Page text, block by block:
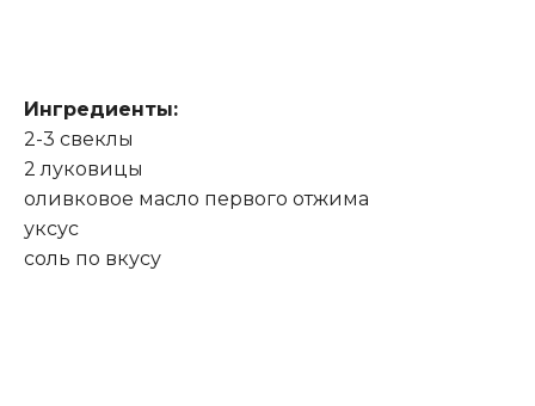
Ингредиенты:
2-3 свеклы
2 луковицы
оливковое масло первого отжима
уксус
соль по вкусу